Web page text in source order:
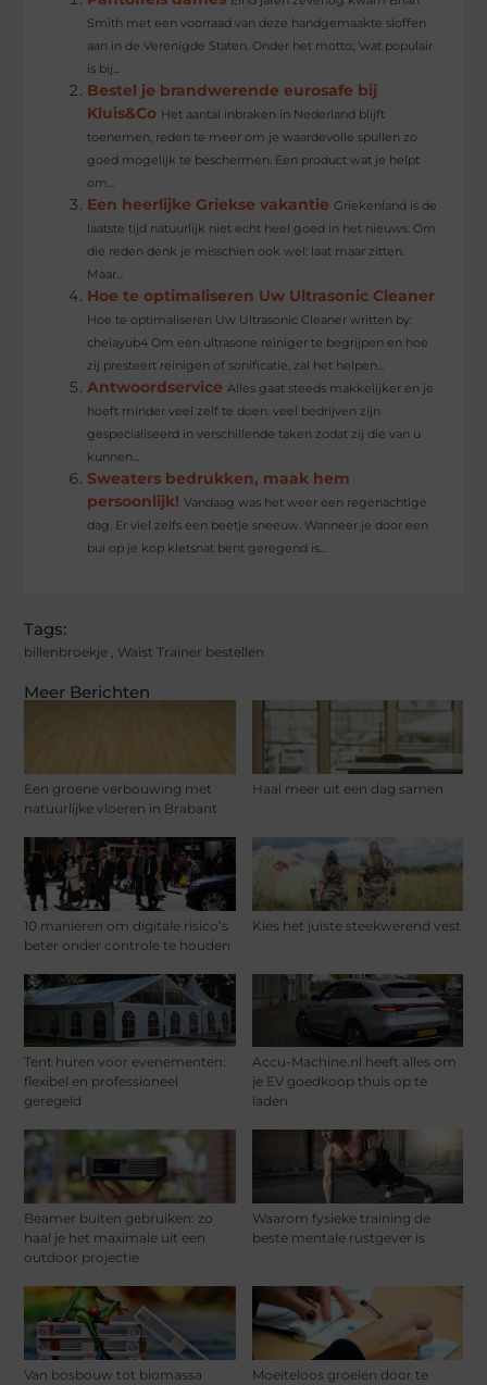
Meer Berichten
Een groene verbouwing met
natuurlijke vloeren in Brabant
Haal meer uit een dag samen
10 manieren om digitale risico’s
beter onder controle te houden
Kies het juiste steekwerend vest
Tent huren voor evenementen:
flexibel en professioneel
geregeld
Accu-Machine.nl heeft alles om
je EV goedkoop thuis op te
laden
Beamer buiten gebruiken: zo
haal je het maximale uit een
outdoor projectie
Waarom fysieke training de
beste mentale rustgever is
Van bosbouw tot biomassa Moeiteloos groeien door te
Smith met een voorraad van deze handgemaakte sloffen
aan in de Verenigde Staten. Onder het motto; ‘wat populair
is bij...
Bestel je brandwerende eurosafe bij
Kluis&Co Het aantal inbraken in Nederland blijft
toenemen, reden te meer om je waardevolle spullen zo
goed mogelijk te beschermen. Een product wat je helpt
om...
Een heerlijke Griekse vakantie Griekenland is de
laatste tijd natuurlijk niet echt heel goed in het nieuws. Om
die reden denk je misschien ook wel: laat maar zitten.
Maar...
Hoe te optimaliseren Uw Ultrasonic Cleaner
Hoe te optimaliseren Uw Ultrasonic Cleaner written by:
cheiayub4 Om een ​​ultrasone reiniger te begrijpen en hoe
zij presteert reinigen of sonificatie, zal het helpen...
Antwoordservice Alles gaat steeds makkelijker en je
hoeft minder veel zelf te doen. veel bedrijven zijn
gespecialiseerd in verschillende taken zodat zij die van u
kunnen...
Sweaters bedrukken, maak hem
persoonlijk! Vandaag was het weer een regenachtige
dag. Er viel zelfs een beetje sneeuw. Wanneer je door een
bui op je kop kletsnat bent geregend is...
Tags:
billenbroekje Waist Trainer bestellen